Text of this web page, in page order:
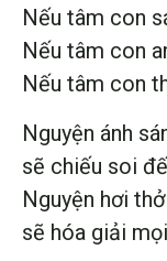
Nếu tâm con
Nếu tâm con
Nếu tâm con
Nguyện ánh
sẽ chiếu soi
Nguyện hơi
sẽ hóa giải